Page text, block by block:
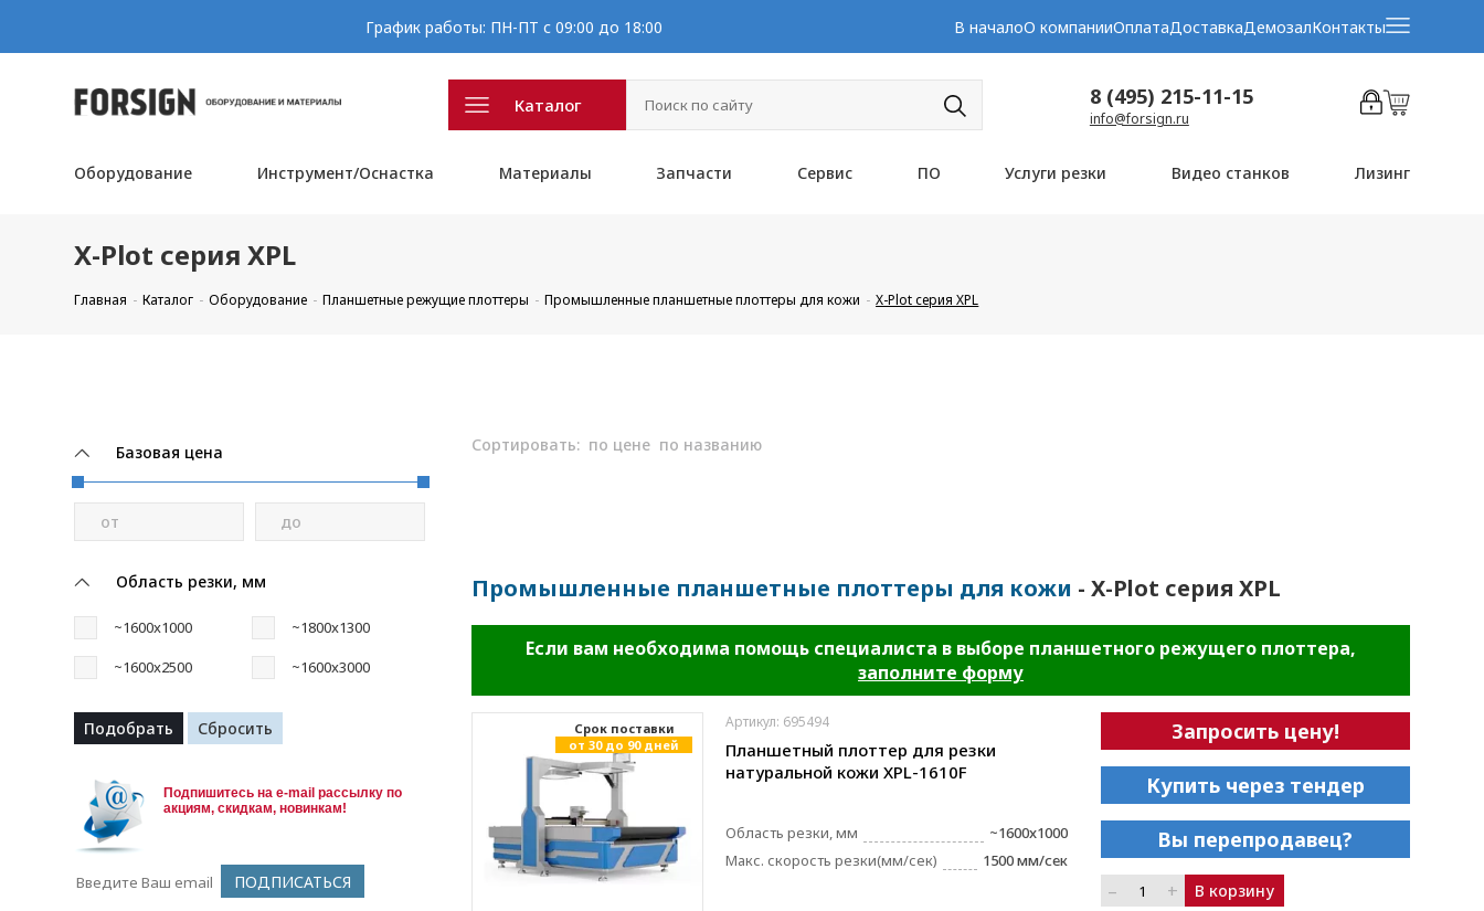
График работы: ПН-ПТ с 09:00 до 18:00 В началоО компанииОплатаДоставкаДемозалКонтакты
Каталог 8 (495) 215-11-15
info@forsign.ru
Оборудование Инструмент/Оснастка Материалы Запчасти Сервис ПО Услуги резки Видео станков Лизинг
X-Plot серия XPL
Главная Каталог Оборудование Планшетные режущие плоттеры Промышленные планшетные плоттеры для кожи X-Plot серия XPL
Базовая цена
от до
Область резки, мм
~1600x1000
~1800x1300
~1600x2500
~1600x3000
Подпишитесь на e-mail рассылку по
акциям, скидкам, новинкам!
Сортировать: по цене по названию
Промышленные планшетные плоттеры для кожи - X-Plot серия XPL
Если вам необходима помощь специалиста в выборе планшетного режущего плоттера,
заполните форму
Cрок поставки
от 30 до 90 дней
Артикул: 695494
Планшетный плоттер для резки
натуральной кожи XPL-1610F
Область резки, мм
~1600x1000
Макс. скорость резки(мм/сек)
1500 мм/сек
Запросить цену!
Купить через тендер
Вы перепродавец?
– + В корзину